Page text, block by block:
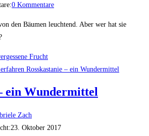
0 Kommentare
den Bäumen leuchtend. Aber wer hat sie
Frucht
ein Wundermittel
Zach
23. Oktober 2017